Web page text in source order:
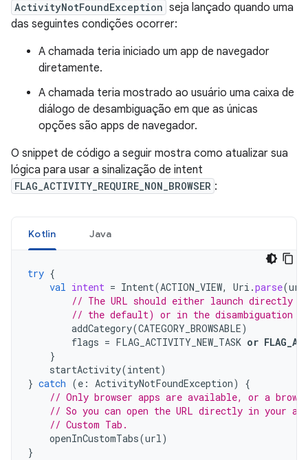
ActivityNotFoundException seja lançado quando uma
das seguintes condições ocorrer:
A chamada teria iniciado um app de navegador
diretamente.
A chamada teria mostrado ao usuário uma caixa de
diálogo de desambiguação em que as únicas
opções são apps de navegador.
O snippet de código a seguir mostra como atualizar sua
lógica para usar a sinalização de intent
FLAG_ACTIVITY_REQUIRE_NON_BROWSER :
Kotlin Java
try {
val intent = Intent(ACTION_VIEW, Uri .parse(url
// The URL should either launch directly
// the default) or in the disambiguation
addCategory(CATEGORY_BROWSABLE)
flags = FLAG_ACTIVITY_NEW_TASK or
}
startActivity(intent)
} catch (e : ActivityNotFoundException)
{
// Only browser apps are available, or a
// So you can open the URL directly in your
// Custom Tab.
openInCustomTabs(url)
}